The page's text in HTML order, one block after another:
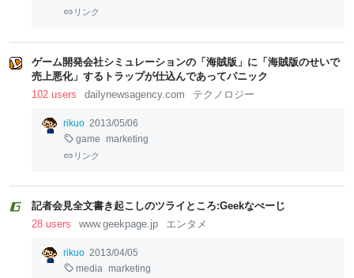
リンク
ゲーム開発会社シミュレーションの「海賊版」に「海賊版のせいで
売上悪化」するトラップが仕込んであってパニック
102 users
dailynewsagency.com テクノロジー
rikuo 2013/05/06
game marketing
リンク
記者会見全文書き起こしのツライところ:Geekなぺーじ
28 users
www.geekpage.jp エンタメ
rikuo 2013/04/05
media marketing